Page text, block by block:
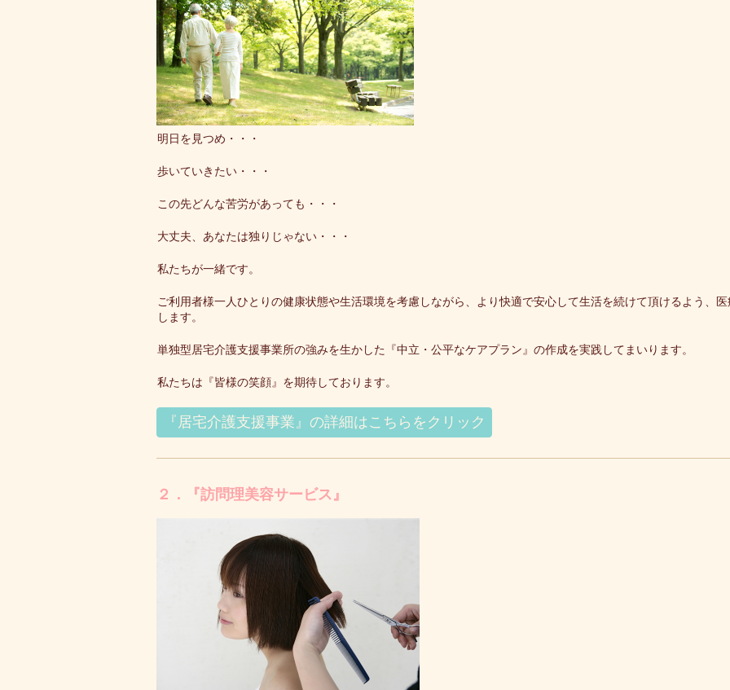
明日を見つめ・・・
歩いていきたい・・・
この先どんな苦労があっても・・・
大丈夫、あなたは独りじゃない・・・
私たちが一緒です。
ご利用者様一人ひとりの健康状態や生活環境を考慮しながら、より快適で安心して生活を続けて頂けるよう、
します。
単独型居宅介護支援事業所の強みを生かした『中立・公平なケアプラン』の作成を実践してまいります。
私たちは『皆様の笑顔』を期待しております。
『居宅介護支援事業』の詳細はこちらをクリック
２．『訪問理美容サービス』